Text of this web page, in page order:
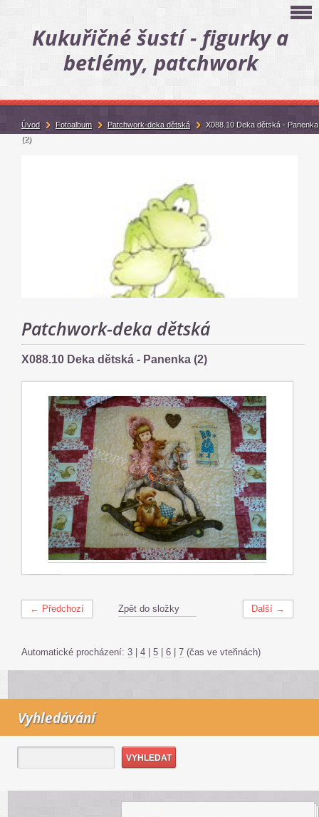
Kukuřičné šustí - figurky a
betlémy, patchwork
Patchwork-deka dětská
X088.10 Deka dětská - Panenka (2)
← Předchozí Další →
Zpět do složky
Automatické procházení: 3 | 4 | 5 | 6 | 7 (čas ve vteřinách)
Vyhledávání
Úvod Fotoalbum Patchwork-deka dětská
X088.10 Deka dětská - Panenka
(2)